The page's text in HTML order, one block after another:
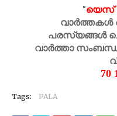
"യെസ്
വാർത്തകൾ
പരസ്യങ്ങൾ
വാർത്താ
70
Tags: PALA